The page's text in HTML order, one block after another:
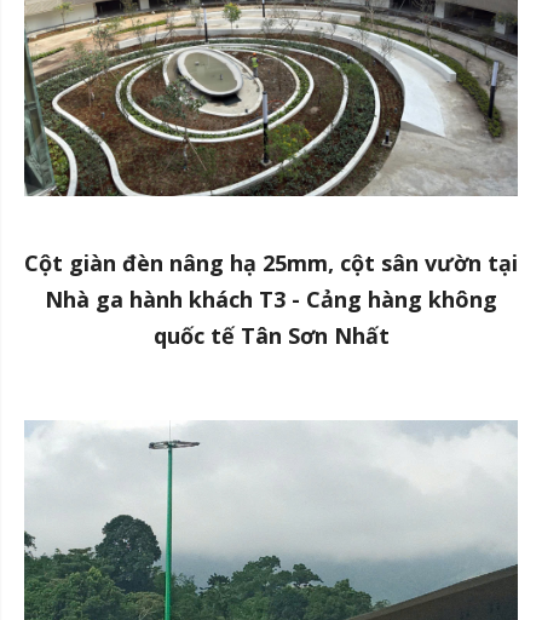
Cột giàn đèn nâng hạ 25mm, cột sân vườn tại
Nhà ga hành khách T3 - Cảng hàng không
quốc tế Tân Sơn Nhất